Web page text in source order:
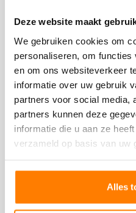
Deze website maakt
We gebruiken cookies om
personaliseren, om
en om ons websiteverkeer
informatie over uw gebruik
partners voor social media,
partners kunnen deze
informatie die u aan ze
verzameld op basis van uw
Alles